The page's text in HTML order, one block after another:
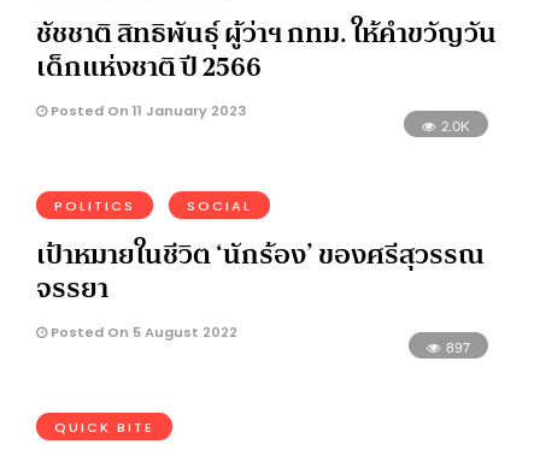
ชัชชาติ สิทธิพันธ์ุ ผู้ว่าฯ กทม. ให้คำขวัญวัน
เด็กแห่งชาติ ปี 2566
Posted On 11 January 2023
2.0K
POLITICS SOCIAL
เป้าหมายในชีวิต ‘นักร้อง’ ของศรีสุวรรณ
จรรยา
Posted On 5 August 2022
897
QUICK BITE